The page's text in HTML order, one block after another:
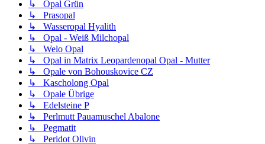
↳ Opal Grün
↳ Prasopal
↳ Wasseropal Hyalith
↳ Opal - Weiß Milchopal
↳ Welo Opal
↳ Opal in Matrix Leopardenopal Opal - Mutter
↳ Opale von Bohouskovice CZ
↳ Kascholong Opal
↳ Opale Übrige
↳ Edelsteine P
↳ Perlmutt Pauamuschel Abalone
↳ Pegmatit
↳ Peridot Olivin